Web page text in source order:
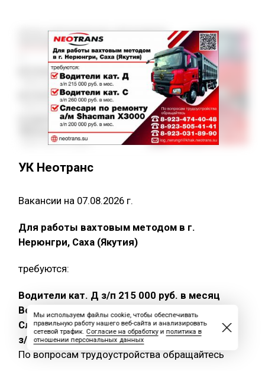
УК Неотранс
Вакансии на 07.08.2026 г.
Для работы вахтовым методом в г.
Нерюнгри, Саха (Якутия)
требуются:
Водители кат. Д з/п 215 000 руб. в месяц
Водители кат. С з/п 260 000 руб. в месяц
Слесари по ремонту а/м Shacman X3000
з/п 200 000 руб. в месяц
По вопросам трудоустройства обращайтесь
Мы используем файлы cookie, чтобы обеспечивать
правильную работу нашего веб-сайта и анализировать
сетевой трафик. Согласие на обработкуи политика в
отношении персональных данных